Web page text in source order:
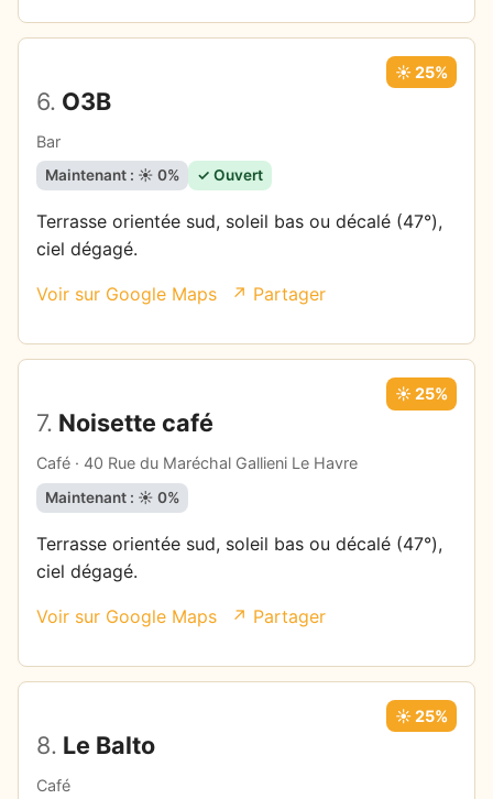
6. O3B
Bar
☀️ 25%
Maintenant : ☀️ 0% ✓ Ouvert
Terrasse orientée sud, soleil bas ou décalé (47°),
ciel dégagé.
Voir sur Google Maps ↗ Partager
7. Noisette café
Café · 40 Rue du Maréchal Gallieni Le Havre
☀️ 25%
Maintenant : ☀️ 0%
Terrasse orientée sud, soleil bas ou décalé (47°),
ciel dégagé.
Voir sur Google Maps ↗ Partager
8. Le Balto
Café
☀️ 25%